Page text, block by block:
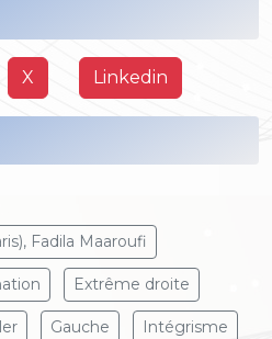
X Linkedin
Fadila Maaroufi
Extrême droite
Gauche Intégrisme